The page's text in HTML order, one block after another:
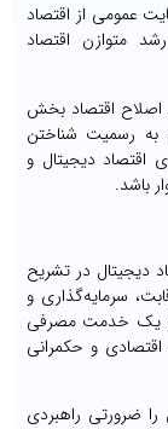
عمومی از اقتصاد
متوازن اقتصاد
اصلاح اقتصاد بخش
به رسمیت شناختن
اقتصاد دیجیتال و
باشد.
دیجیتال در تشریح
سرمایه‌گذاری و
یک خدمت مصرفی
اقتصادی و حکمرانی
ضرورتی راهبردی